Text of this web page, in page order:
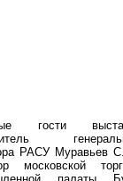
гости
РАСУ Муравьев
московской